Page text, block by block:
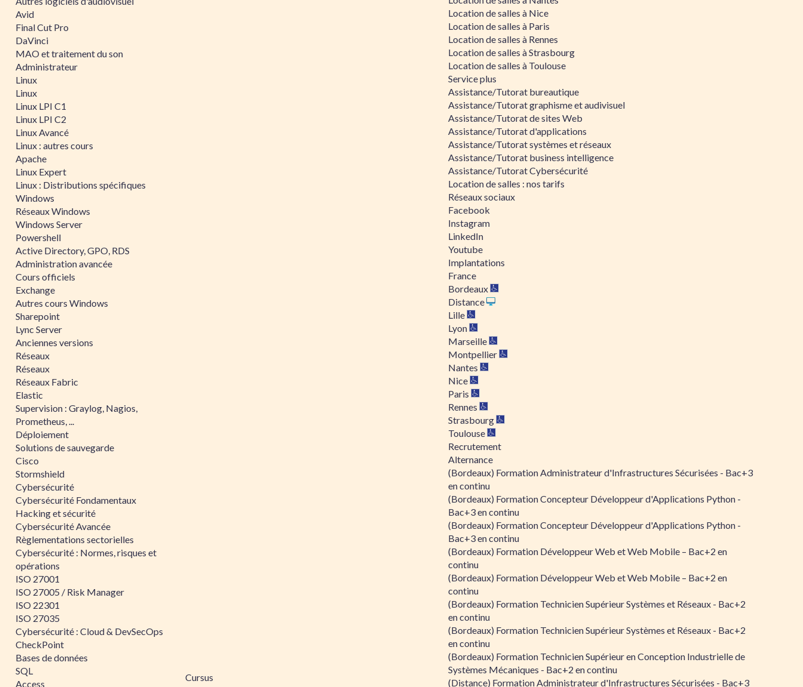
Avid
Final Cut Pro
DaVinci
MAO et traitement du son
Administrateur
Linux
Linux
Linux LPI C1
Linux LPI C2
Linux Avancé
Linux : autres cours
Apache
Linux Expert
Linux : Distributions spécifiques
Windows
Réseaux Windows
Windows Server
Powershell
Active Directory, GPO, RDS
Administration avancée
Cours officiels
Exchange
Autres cours Windows
Sharepoint
Lync Server
Anciennes versions
Réseaux
Réseaux
Réseaux Fabric
Elastic
Supervision : Graylog, Nagios,
Prometheus, ...
Déploiement
Solutions de sauvegarde
Cisco
Stormshield
Cybersécurité
Cybersécurité Fondamentaux
Hacking et sécurité
Cybersécurité Avancée
Règlementations sectorielles
Cybersécurité : Normes, risques et
opérations
ISO 27001
ISO 27005 / Risk Manager
ISO 22301
ISO 27035
Cybersécurité : Cloud & DevSecOps
CheckPoint
Bases de données
SQL
Access
Cursus
Location de salles à Nice
Location de salles à Paris
Location de salles à Rennes
Location de salles à Strasbourg
Location de salles à Toulouse
Service plus
Assistance/Tutorat bureautique
Assistance/Tutorat graphisme et audivisuel
Assistance/Tutorat de sites Web
Assistance/Tutorat d'applications
Assistance/Tutorat systèmes et réseaux
Assistance/Tutorat business intelligence
Assistance/Tutorat Cybersécurité
Location de salles : nos tarifs
Réseaux sociaux
Facebook
Instagram
LinkedIn
Youtube
Implantations
France
Bordeaux
Distance
Lille
Lyon
Marseille
Montpellier
Nantes
Nice
Paris
Rennes
Strasbourg
Toulouse
Recrutement
Alternance
(Bordeaux) Formation Administrateur d'Infrastructures Sécurisées - Bac+3
en continu
(Bordeaux) Formation Concepteur Développeur d'Applications Python -
Bac+3 en continu
(Bordeaux) Formation Concepteur Développeur d'Applications Python -
Bac+3 en continu
(Bordeaux) Formation Développeur Web et Web Mobile – Bac+2 en
continu
(Bordeaux) Formation Développeur Web et Web Mobile – Bac+2 en
continu
(Bordeaux) Formation Technicien Supérieur Systèmes et Réseaux - Bac+2
en continu
(Bordeaux) Formation Technicien Supérieur Systèmes et Réseaux - Bac+2
en continu
(Bordeaux) Formation Technicien Supérieur en Conception Industrielle de
Systèmes Mécaniques - Bac+2 en continu
(Distance) Formation Administrateur d'Infrastructures Sécurisées - Bac+3